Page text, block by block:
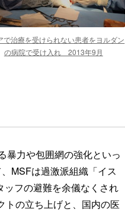
で治療を受けられない患者をヨルダン
の病院で受け入れ 2013年9月
暴力や包囲網の強化といっ
MSFは過激派組織「イス
フの避難を余儀なくされ
トの立ち上げと、国内の医